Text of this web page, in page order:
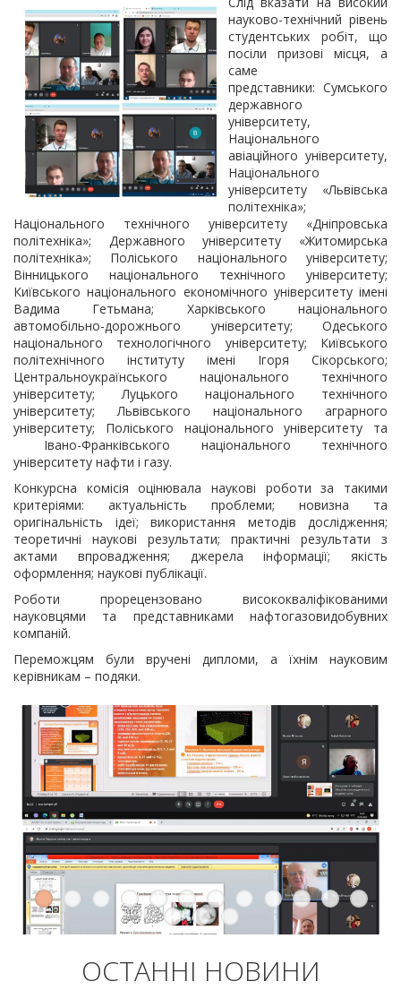
науково-технічний рівень
студентських робіт, що
посіли призові місця, а
саме
представники: Сумського
державного
університету,
Національного
авіаційного університету,
Національного
університету «Львівська
політехніка»;
Національного технічного університету «Дніпровська
політехніка»; Державного університету «Житомирська
політехніка»; Поліського національного університету;
Вінницького національного технічного університету;
Київського національного економічного університету імені
Вадима Гетьмана; Харківського національного
автомобільно-дорожнього університету; Одеського
національного технологічного університету; Київського
політехнічного інституту імені Ігоря Сікорського;
Центральноукраїнського національного технічного
університету; Луцького національного технічного
університету; Львівського національного аграрного
університету; Поліського національного університету та
Івано-Франківського національного технічного
університету нафти і газу.
Конкурсна комісія оцінювала наукові роботи за такими
критеріями: актуальність проблеми; новизна та
оригінальність ідеї; використання методів дослідження;
теоретичні наукові результати; практичні результати з
актами впровадження; джерела інформації; якість
оформлення; наукові публікації.
Роботи прорецензовано висококваліфікованими
науковцями та представниками нафтогазовидобувних
компаній.
Переможцям були вручені дипломи, а їхнім науковим
керівникам – подяки.
ОСТАННІ НОВИНИ